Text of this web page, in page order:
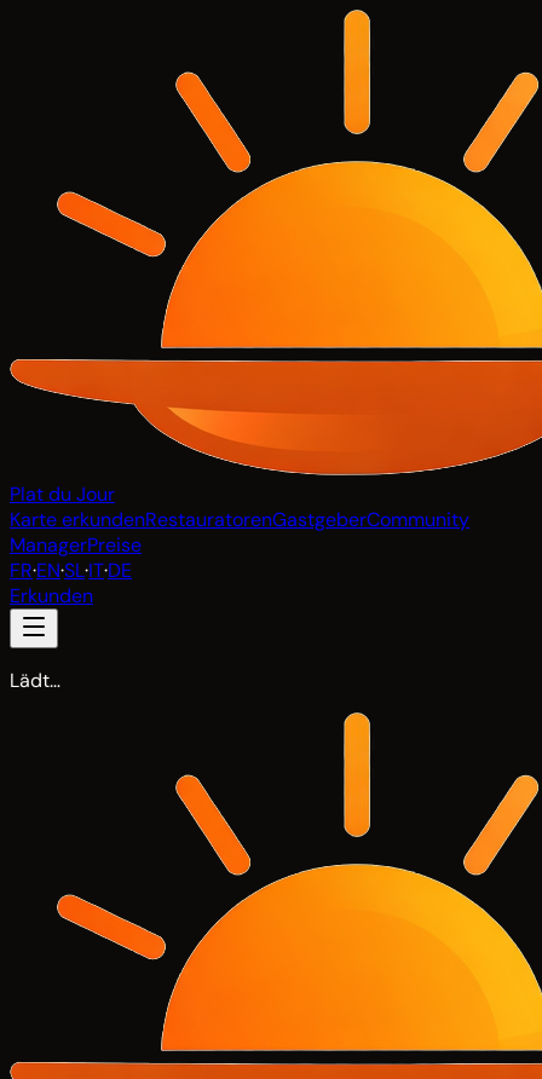
Plat du Jour
Karte erkundenRestauratorenGastgeberCommunity
ManagerPreise
FR·EN·SL·IT·DE
Erkunden
Lädt…